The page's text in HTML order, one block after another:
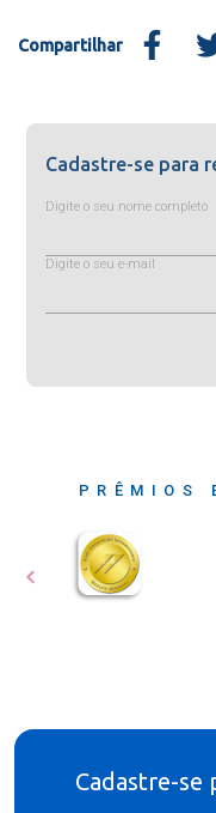
Compartilhar
Cadastre-se para
Digite o seu nome completo
Digite o seu e-mail
PRÊMIOS
Cadastre-se